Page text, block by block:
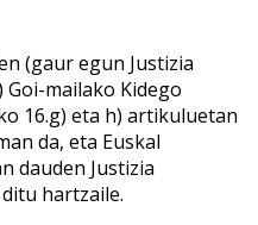
(gaur egun Justizia
mailako Kidego
16.g) eta h) artikuluetan
da, eta Euskal
dauden Justizia
hartzaile.